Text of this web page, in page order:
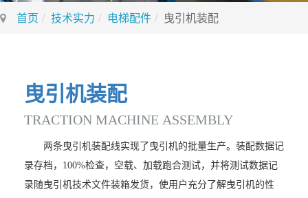
首页 技术实力 电梯配件 曳引机装配
曳引 机装配
TRACTION MACHINE ASSEMBLY
两条曳引机装配线实现了曳引机的批量生产。装配数据记
录存档，100%检查，空载、加载跑合测试，并将测试数据记
录随曳引机技术文件装箱发货，使用户充分了解曳引机的性